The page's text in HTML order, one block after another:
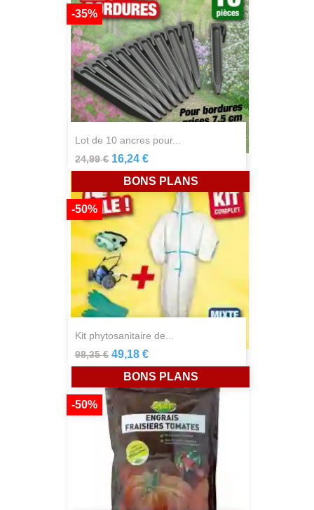
lot de 10 ancres pour...
24,99 €
-35%
16,24 €
kit phytosanitaire de...
98,35 €
-50%
49,18 €
BONS PLANS
-50%
BONS PLANS